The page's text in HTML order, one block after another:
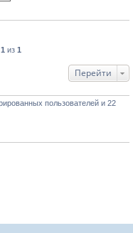
1 из 1
Перейти
пользователей и 22